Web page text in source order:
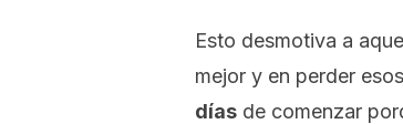
Esto desmotiva a
mejor y en perder
días de comenzar